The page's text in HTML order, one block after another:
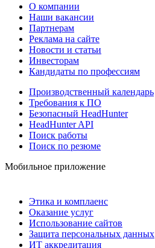
О компании
Наши вакансии
Партнерам
Реклама на сайте
Новости и статьи
Инвесторам
Кандидаты по профессиям
Производственный календарь
Требования к ПО
Безопасный HeadHunter
HeadHunter API
Поиск работы
Поиск по резюме
Мобильное приложение
Этика и комплаенс
Оказание услуг
Использование сайтов
Защита персональных данных
ИТ аккредитация